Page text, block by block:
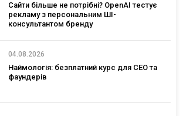
Сайти більше не потрібні? OpenAI тестує
рекламу з персональним ШІ-
консультантом бренду
04.08.2026
Наймологія: безплатний курс для CEO та
фаундерів